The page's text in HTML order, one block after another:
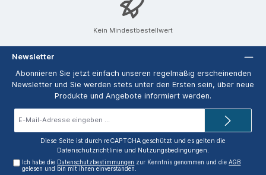
Kein Mindestbestellwert
Newsletter
Abonnieren Sie jetzt einfach unseren regelmäßig erscheinenden
Newsletter und Sie werden stets unter den Ersten sein, über neue
Produkte und Angebote informiert werden.
Diese Seite ist durch reCAPTCHA geschützt und es gelten die
Datenschutzrichtlinie und Nutzungsbedingungen.
Ich habe die Datenschutzbestimmungen zur Kenntnis genommen und dieAGB
gelesen und bin mit ihnen einverstanden.